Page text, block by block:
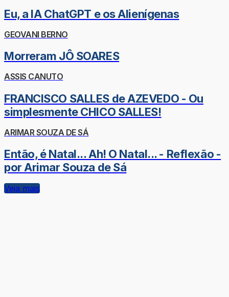
Eu, a IA ChatGPT e os Alienígenas
GEOVANI BERNO
Morreram JÔ SOARES
ASSIS CANUTO
FRANCISCO SALLES de AZEVEDO - Ou
simplesmente CHICO SALLES!
ARIMAR SOUZA DE SÁ
Então, é Natal... Ah! O Natal... - Reflexão -
por Arimar Souza de Sá
Veja mais